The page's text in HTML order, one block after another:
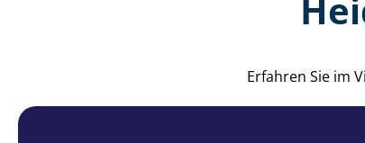
Erfahren Sie im